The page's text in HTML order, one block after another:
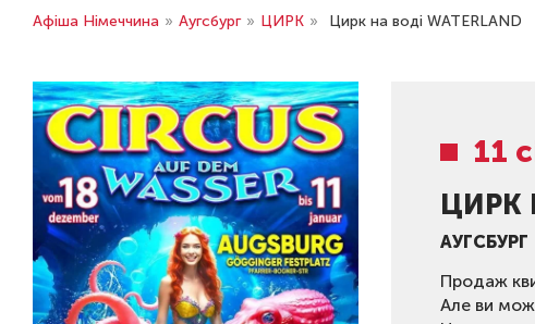
Афіша Німеччина » Аугсбург » ЦИРК » Цирк на воді WATERLAND
11
ЦИРК
АУГСБУРГ
Продаж
Але ви